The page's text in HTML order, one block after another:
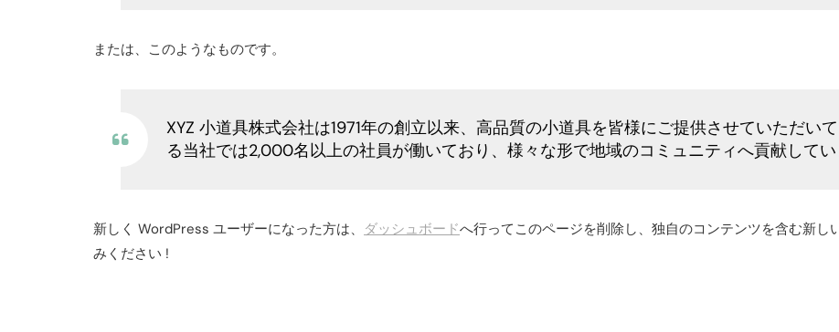
または、このようなものです。
XYZ 小道具株式会社は1971年の創立以来、高品質の小道具を皆様にご提供させていただい
る当社では2,000名以上の社員が働いており、様々な形で地域のコミュニティへ貢献してい
新しく WordPress ユーザーになった方は、 ダッシュボードへ行ってこのページを削除し、独自のコンテンツを含む新
みください !